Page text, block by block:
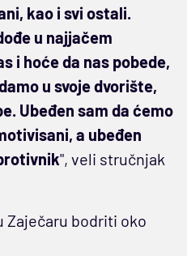
kao i svi ostali.
u najjačem
i hoće da nas pobede,
u svoje dvorište,
Ubeđen sam da ćemo
a ubeđen
", veli stručnjak
Zaječaru bodriti oko